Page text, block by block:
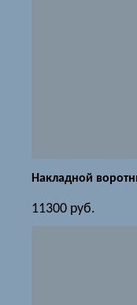
Накладной
11300 руб.